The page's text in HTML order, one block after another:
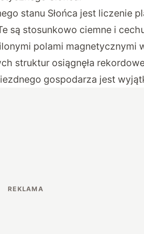
stanu Słońca jest liczenie
są stosunkowo ciemne i
polami magnetycznymi
struktur osiągnęła
gospodarza jest